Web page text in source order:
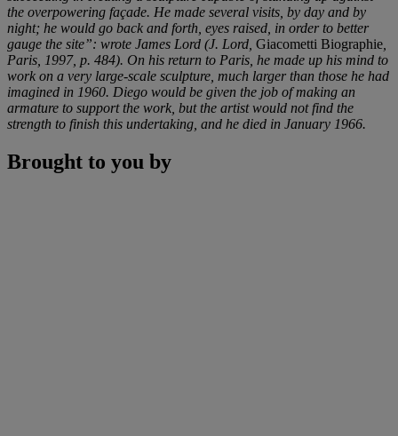
the overpowering façade. He made several visits, by day and by
night; he would go back and forth, eyes raised, in order to better
gauge the site”: wrote James Lord (J. Lord, Giacometti Biographie
Paris, 1997, p. 484). On his return to Paris, he made up his mind to
work on a very large-scale sculpture, much larger than those he had
imagined in 1960. Diego would be given the job of making an
armature to support the work, but the artist would not find the
strength to finish this undertaking, and he died in January 1966.
Brought to you by